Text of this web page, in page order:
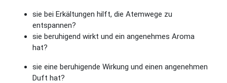
sie bei Erkältungen hilft, die Atemwege zu
entspannen?
sie beruhigend wirkt und ein angenehmes Aroma
hat?
sie eine beruhigende Wirkung und einen angenehmen
Duft hat?